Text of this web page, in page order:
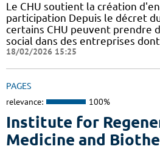
Le CHU soutient la création
participation Depuis le décret
certains CHU peuvent prendre
social dans des entreprises
18/02/2026 15:25
PAGES
relevance: 100%
Institute for
Medicine and